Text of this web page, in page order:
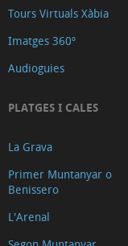
Tours Virtuals Xàbia
Imatges 360º
Audioguies
PLATGES I CALES
La Grava
Primer Muntanyar o
Benissero
L'Arenal